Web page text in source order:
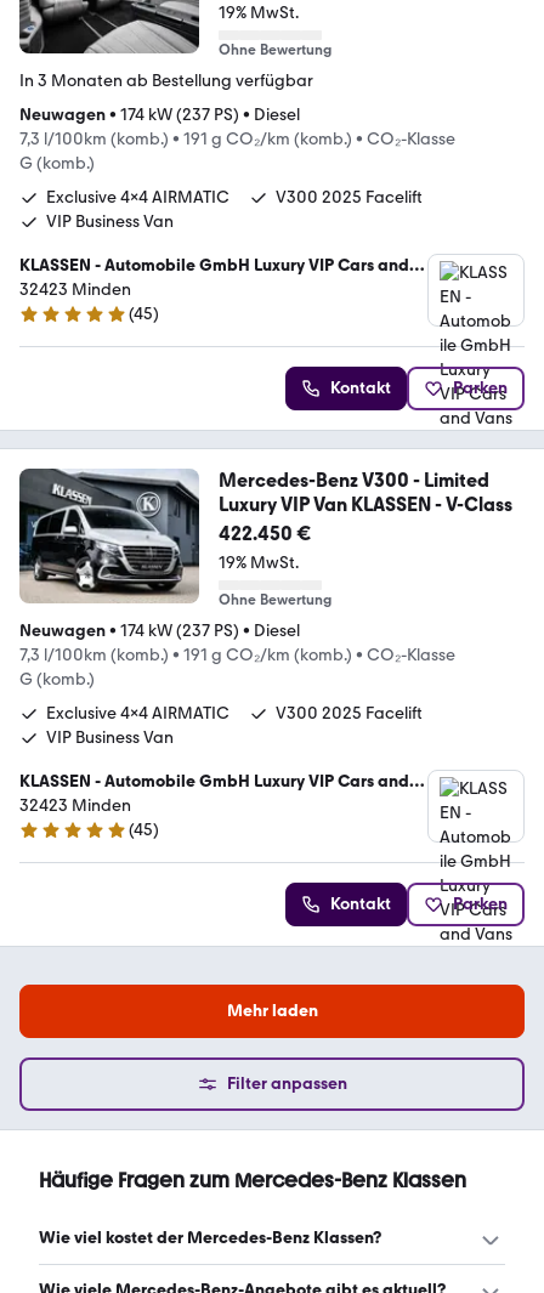
19% MwSt.
Ohne Bewertung
In 3 Monaten ab Bestellung verfügbar
Neuwagen• 174 kW (237 PS) • Diesel
7,3 l/100km (komb.) • 191 g CO₂/km (komb.) • CO₂-Klasse
G (komb.)
Exclusive 4x4 AIRMATIC
V300 2025 Facelift
VIP Business Van
KLASSEN - Automobile GmbH Luxury VIP Cars and
Vans
32423 Minden
5 Sterne
(45)
Kontakt Parken
Mercedes-Benz V300 - Limited
Luxury VIP Van KLASSEN - V-Class
422.450 €
19% MwSt.
Ohne Bewertung
Neuwagen• 174 kW (237 PS) • Diesel
7,3 l/100km (komb.) • 191 g CO₂/km (komb.) • CO₂-Klasse
G (komb.)
Exclusive 4x4 AIRMATIC
V300 2025 Facelift
VIP Business Van
KLASSEN - Automobile GmbH Luxury VIP Cars and
Vans
32423 Minden
5 Sterne
(45)
Kontakt Parken
Mehr laden
Filter anpassen
Häufige Fragen zum Mercedes-Benz Klassen
Wie viel kostet der Mercedes-Benz Klassen?
Ein guter Preis für einen Mercedes-Benz Klassen liegt